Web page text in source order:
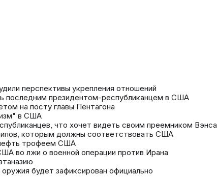
перспективы укрепления отношений
последним президентом-республиканцем в США
на посту главы Пентагона
в США
что хочет видеть своим преемником Вэнса
которым должны соответствовать США
трофеем США
во лжи о военной операции против Ирана
будет зафиксирован официально